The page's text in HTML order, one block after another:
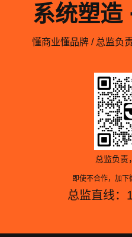
系统塑造
懂商业懂品牌 / 总监负
总监负责
即使不合作，加
总监直线：